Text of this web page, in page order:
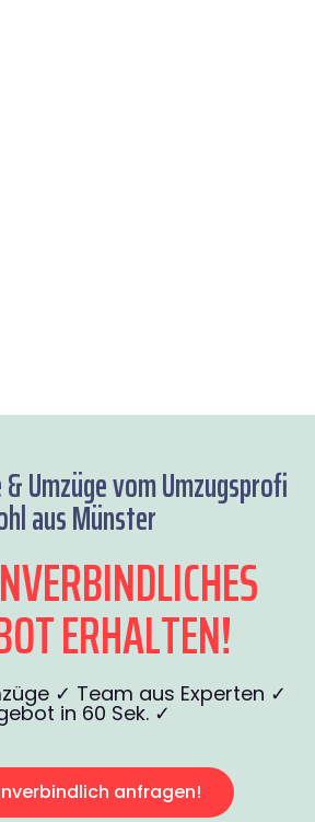
Umzüge vom Umzugsprofi
aus Münster
ERHALTEN!
✓ Team aus Experten ✓
in 60 Sek. ✓
anfragen!